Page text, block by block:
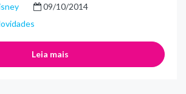
09/10/2014
Leia mais